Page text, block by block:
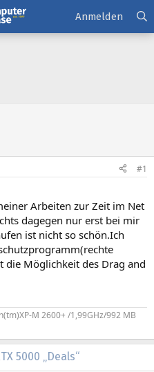
5000 „Deals“
Anmelden
#1
Arbeiten zur Zeit im Net
dagegen nur erst bei mir
ist nicht so schön.Ich
die Möglichkeit des Drag and
M 2600+ /1,99GHz/992 MB